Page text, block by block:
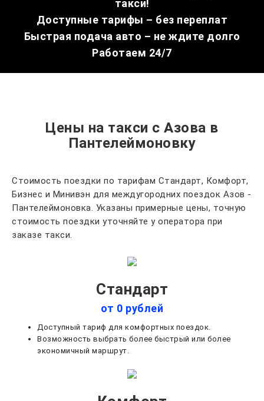
такси!
Доступные тарифы – без переплат
Быстрая подача авто – не ждите долго
Работаем 24/7
Цены на такси с Азова в
Пантелеймоновку
Стоимость поездки по тарифам Стандарт, Комфорт,
Бизнес и Минивэн для междугородних поездок Азов -
Пантелеймоновка. Указаны примерные цены, точную
стоимость поездки уточняйте у оператора при
заказе такси.
Стандарт
от 0 рублей
Доступный тариф для комфортных поездок.
Возможность выбрать более быстрый или более
экономичный маршрут.